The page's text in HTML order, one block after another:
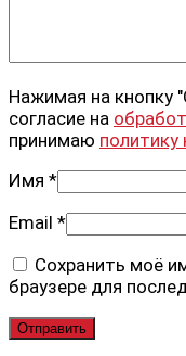
Нажимая на кнопку
согласие на
принимаю
Имя *
Email *
Сохранить моё
браузере для